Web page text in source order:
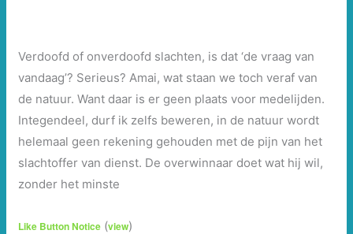
Verdoofd of onverdoofd slachten, is dat ‘de vraag van
vandaag’? Serieus? Amai, wat staan we toch veraf van
de natuur. Want daar is er geen plaats voor medelijden.
Integendeel, durf ik zelfs beweren, in de natuur wordt
helemaal geen rekening gehouden met de pijn van het
slachtoffer van dienst. De overwinnaar doet wat hij wil,
zonder het minste
Like Button Notice (view)